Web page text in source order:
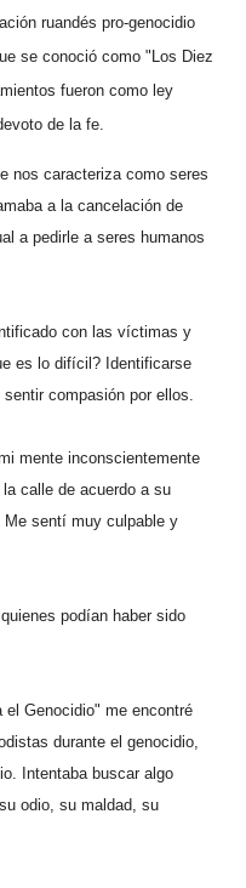
ruandés pro-genocidio
se conoció como "Los Diez
fueron como ley
de la fe.
nos caracteriza como seres
a la cancelación de
a pedirle a seres humanos
con las víctimas y
es lo difícil? Identificarse
compasión por ellos.
mente inconscientemente
calle de acuerdo a su
sentí muy culpable y
podían haber sido
el Genocidio" me encontré
durante el genocidio,
Intentaba buscar algo
odio, su maldad, su